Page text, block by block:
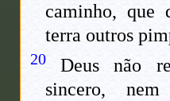
caminho, que
terra outros
20
Deus não
sincero,